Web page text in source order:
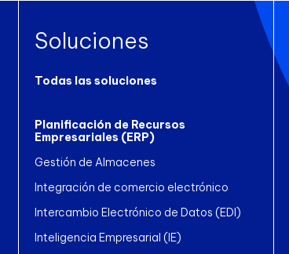
Soluciones
Todas las soluciones
Planificación de Recursos
Empresariales (ERP)
Gestión de Almacenes
Integración de comercio electrónico
Intercambio Electrónico de Datos (EDI)
Inteligencia Empresarial (IE)